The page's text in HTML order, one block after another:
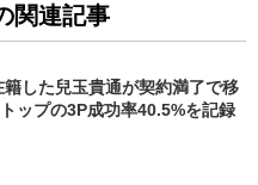
関連記事
籍した兒玉貴通が契約満了で移
ップの3P成功率40.5%を記録